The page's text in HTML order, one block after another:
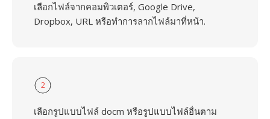
เลือกไฟล์จากคอมพิวเตอร์, Google Drive,
Dropbox, URL หรือทำการลากไฟล์มาที่หน้า.
2
เลือกรูปแบบไฟล์ docm หรือรูปแบบไฟล์อื่นตาม